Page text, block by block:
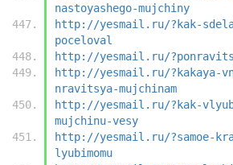
nastoyashego-mujchiny
http://yesmail.ru/?kak-
poceloval
http://yesmail.ru/
http://yesmail.ru/?kakaya-
nravitsya-mujchinam
http://yesmail.ru/?kak-
mujchinu-vesy
http://yesmail.ru/?samoe-
lyubimomu